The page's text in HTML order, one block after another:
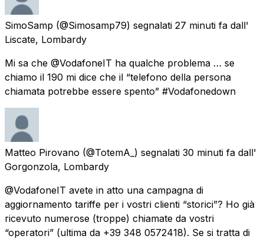
SimoSamp (@Simosamp79) segnalati 27 minuti fa dall'
Liscate, Lombardy
Mi sa che @VodafoneIT ha qualche problema … se
chiamo il 190 mi dice che il “telefono della persona
chiamata potrebbe essere spento” #Vodafonedown
Matteo Pirovano (@TotemA_) segnalati 30 minuti fa dall'
Gorgonzola, Lombardy
@VodafoneIT avete in atto una campagna di
aggiornamento tariffe per i vostri clienti “storici”? Ho già
ricevuto numerose (troppe) chiamate da vostri
“operatori” (ultima da +39 348 0572418). Se si tratta di